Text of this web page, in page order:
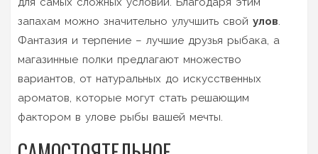
запахам можно значительно улучшить свой улов.
Фантазия и терпение – лучшие друзья рыбака, а
магазинные полки предлагают множество
вариантов, от натуральных до искусственных
ароматов, которые могут стать решающим
фактором в улове рыбы вашей мечты.